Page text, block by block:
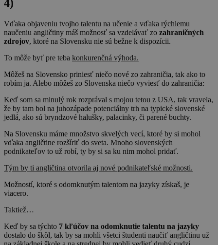
4)
Vďaka objaveniu tvojho talentu na učenie a vďaka rýchlemu
naučeniu angličtiny máš možnosť sa vzdelávať zo zahraničných
zdrojov, ktoré na Slovensku nie sú bežne k dispozícii.
To môže byť pre teba konkurenčná výhoda.
Môžeš na Slovensko priniesť niečo nové zo zahraničia, tak ako to
robím ja. Alebo môžeš zo Slovenska niečo vyviesť do zahraničia:
Keď som sa minulý rok rozprával s mojou tetou z USA, tak vravela,
že by tam bol na juhozápade potenciálny trh na typické slovenské
jedlá, ako sú bryndzové halušky, palacinky, či parené buchty.
Na Slovensku máme množstvo skvelých vecí, ktoré by si mohol
vďaka angličtine rozšíriť do sveta. Mnoho slovenských
podnikateľov to už robí, ty by si sa ku nim mohol pridať.
Tým by ti angličtina otvorila aj nové podnikateľské možnosti.
Možností, ktoré s odomknutým talentom na jazyky získaš, je
viacero.
Taktiež…
Keď by sa týchto 7 kľúčov na odomknutie talentu na jazyky
dostalo do škôl, tak by sa mohli všetci študenti naučiť angličtinu už